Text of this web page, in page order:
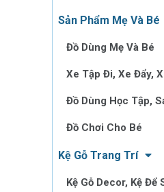
Sản Phẩm Mẹ Và Bé
Đồ Dùng Mẹ Và Bé
Xe Tập Đi, Xe Đẩy,
Đồ Dùng Học Tập,
Đồ Chơi Cho Bé
Kệ Gỗ Trang Trí
Kệ Gỗ Decor, Kệ Để